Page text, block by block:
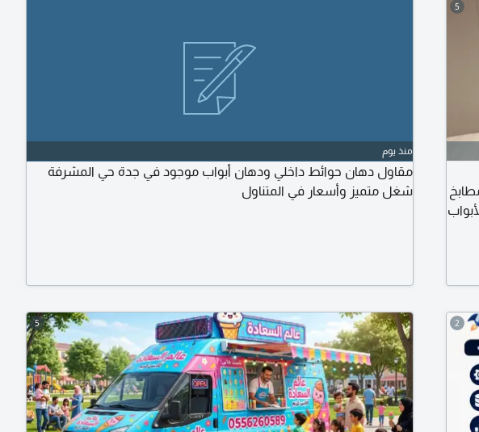
5
منذ يوم
مقاول دهان حوائط داخلي ودهان أبواب موجود في جدة حي المشرفة
شغل متميز وأسعار في المتناول
2
5